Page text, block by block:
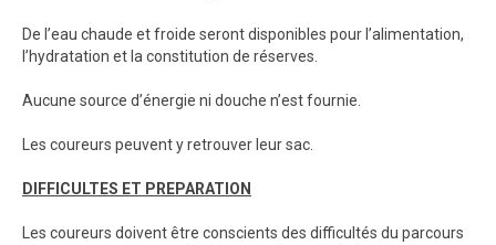
De l’eau chaude et froide seront disponibles pour l’alimentation,
l’hydratation et la constitution de réserves.
Aucune source d’énergie ni douche n’est fournie.
Les coureurs peuvent y retrouver leur sac.
DIFFICULTES ET PREPARATION
Les coureurs doivent être conscients des difficultés du parcours